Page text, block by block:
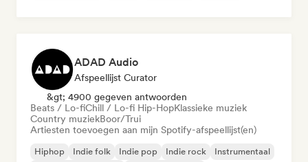
ADAD Audio
Afspeellijst Curator
&gt; 4900 gegeven antwoorden
Beats / Lo-fiChill / Lo-fi Hip-HopKlassieke muziek
Country muziekBoor/Trui
Artiesten toevoegen aan mijn Spotify-afspeellijst(en)
Hiphop Indie folk Indie pop Indie rock
Instrumentaal